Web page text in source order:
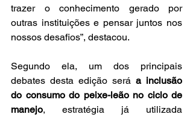
trazer o conhecimento gerado por
outras instituições e pensar juntos nos
nossos desafios”, destacou.
Segundo ela, um dos principais
debates desta edição será a inclusão
do consumo do peixe-leão no ciclo de
manejo, estratégia já utilizada